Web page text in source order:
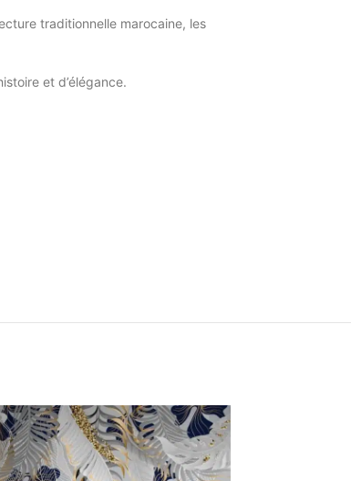
traditionnelle marocaine, les
et d’élégance.